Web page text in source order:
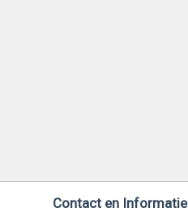
Contact en Informatie